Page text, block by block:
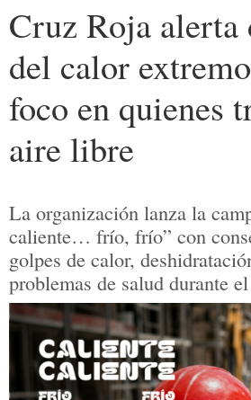
Cruz Roja alerta
del calor
foco en quienes
aire libre
La organización lanza la
caliente… frío, frío” con
golpes de calor,
problemas de salud durante